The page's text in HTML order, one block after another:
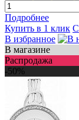
Подробнее
Купить в 1 клик
В избранное
В магазине
Распродажа
-50%